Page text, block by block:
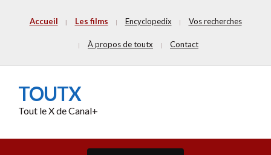
Accueil Les films Encyclopedix Vos recherches
À propos de toutx Contact
TOUTX
Tout le X de Canal+